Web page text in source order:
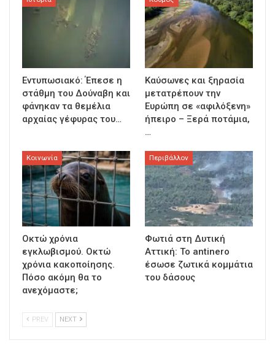
Εντυπωσιακό: Έπεσε η
στάθμη του Δούναβη και
φάνηκαν τα θεμέλια
αρχαίας γέφυρας του…
Καύσωνες και ξηρασία
μετατρέπουν την
Ευρώπη σε «αφιλόξενη»
ήπειρο – Ξερά ποτάμια,
…
Κοινωνία
Οκτώ χρόνια
εγκλωβισμού. Οκτώ
χρόνια κακοποίησης.
Πόσο ακόμη θα το
ανεχόμαστε;
Περιβάλλον
Φωτιά στη Δυτική
Αττική: Το antinero
έσωσε ζωτικά κομμάτια
του δάσους
PREV NEXT